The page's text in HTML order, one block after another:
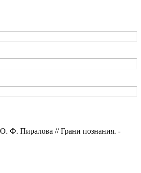
Ф. Пиралова // Грани познания. -